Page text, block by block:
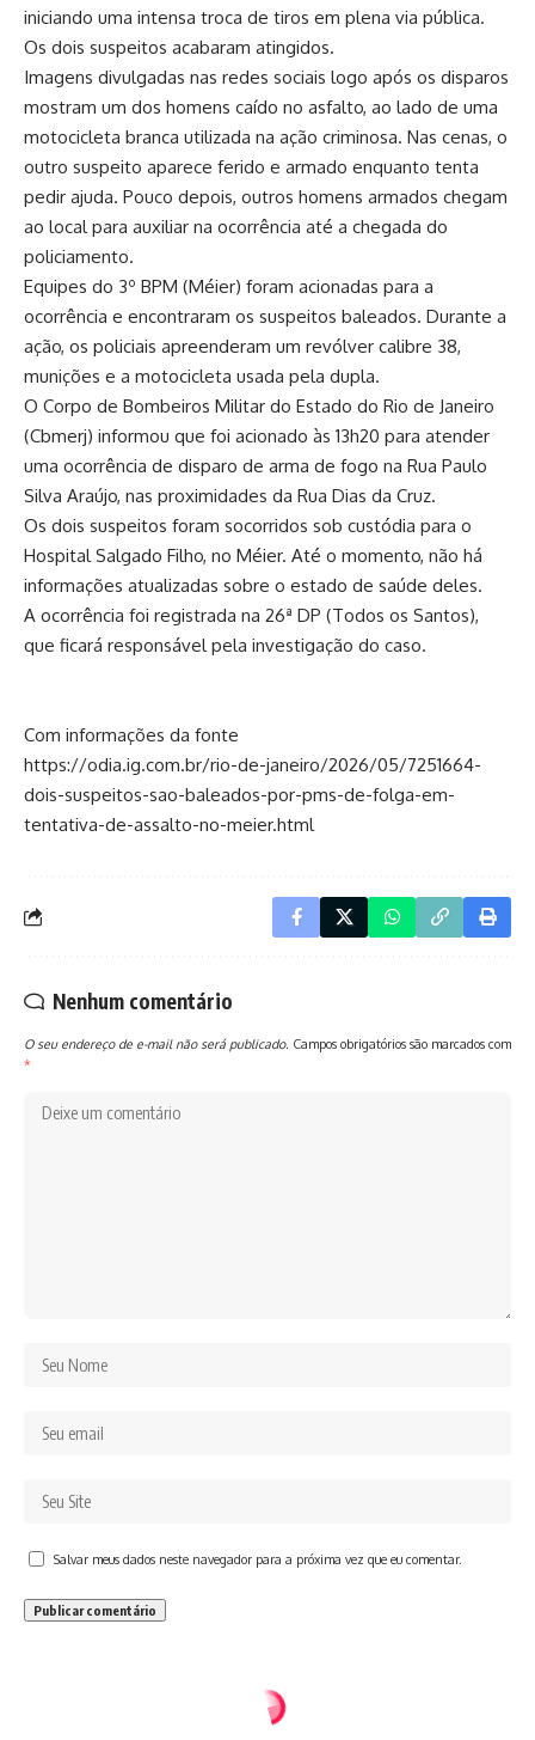
iniciando uma intensa troca de tiros em plena via pública.
Os dois suspeitos acabaram atingidos.
Imagens divulgadas nas redes sociais logo após os disparos
mostram um dos homens caído no asfalto, ao lado de uma
motocicleta branca utilizada na ação criminosa. Nas cenas, o
outro suspeito aparece ferido e armado enquanto tenta
pedir ajuda. Pouco depois, outros homens armados chegam
ao local para auxiliar na ocorrência até a chegada do
policiamento.
Equipes do 3º BPM (Méier) foram acionadas para a
ocorrência e encontraram os suspeitos baleados. Durante a
ação, os policiais apreenderam um revólver calibre 38,
munições e a motocicleta usada pela dupla.
O Corpo de Bombeiros Militar do Estado do Rio de Janeiro
(Cbmerj) informou que foi acionado às 13h20 para atender
uma ocorrência de disparo de arma de fogo na Rua Paulo
Silva Araújo, nas proximidades da Rua Dias da Cruz.
Os dois suspeitos foram socorridos sob custódia para o
Hospital Salgado Filho, no Méier. Até o momento, não há
informações atualizadas sobre o estado de saúde deles.
A ocorrência foi registrada na 26ª DP (Todos os Santos),
que ficará responsável pela investigação do caso.
Com informações da fonte
https://odia.ig.com.br/rio-de-janeiro/2026/05/7251664-
dois-suspeitos-sao-baleados-por-pms-de-folga-em-
tentativa-de-assalto-no-meier.html
Nenhum comentário
O seu endereço de e-mail não será publicado. Campos obrigatórios são marcados com
*
Salvar meus dados neste navegador para a próxima vez que eu comentar.